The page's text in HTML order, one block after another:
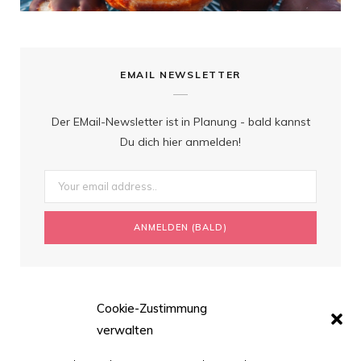
Cookie-Zustimmung
verwalten
EMAIL NEWSLETTER
Der EMail-Newsletter ist in Planung - bald kannst
Du dich hier anmelden!